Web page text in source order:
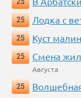
25
Лодка с
25
Куст
25
Смена
Августа
25